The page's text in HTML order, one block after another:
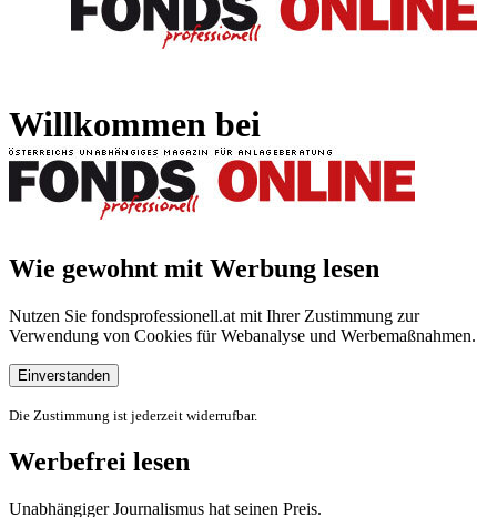
Willkommen bei
Wie gewohnt mit Werbung lesen
Nutzen Sie fondsprofessionell.at mit Ihrer Zustimmung zur
Verwendung von Cookies für Webanalyse und Werbemaßnahmen.
Einverstanden
Die Zustimmung ist jederzeit widerrufbar.
Werbefrei lesen
Unabhängiger Journalismus hat seinen Preis.